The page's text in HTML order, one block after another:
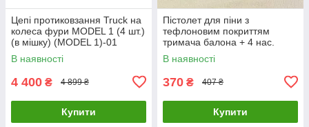
Цепі протиковзання Truck на
колеса фури MODEL 1 (4 шт.)
(в мішку) (MODEL 1)-01
В наявності
4 400 ₴ 4 899 ₴
Купити
Пістолет для піни з
тефлоновим покриттям
тримача балона + 4 нас.
INTERTOOL PT-0604
В наявності
370 ₴ 407 ₴
Купити